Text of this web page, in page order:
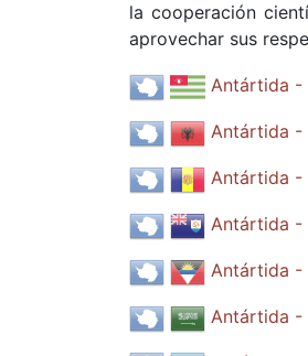
la cooperación
aprovechar sus
Antártida -
Antártida -
Antártida -
Antártida -
Antártida -
Antártida -